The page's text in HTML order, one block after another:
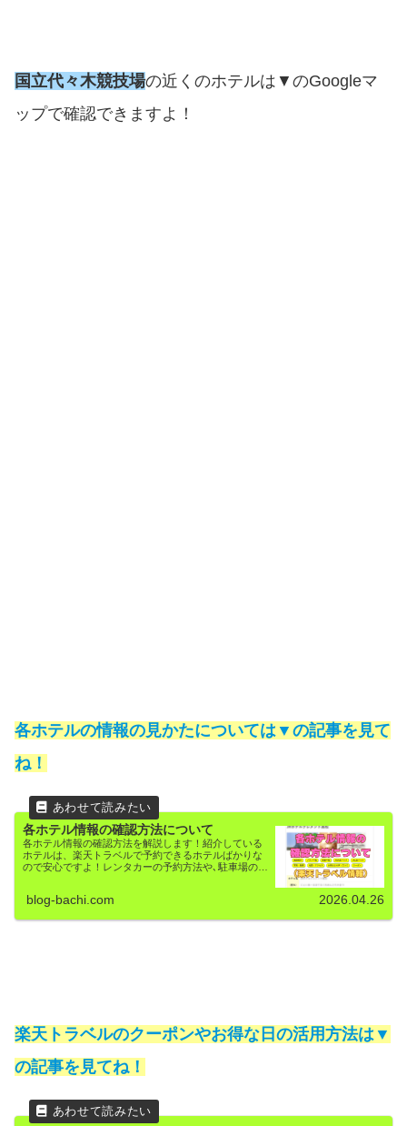
国立代々木競技場の近くのホテルは▼のGoogleマ
ップで確認できますよ！
各ホテルの情報の見かたについては▼の記事を見て
ね！
各ホテル情報の確認方法について
各ホテル情報の確認方法を解説します！紹介している
ホテルは、楽天トラベルで予約できるホテルばかりな
ので安心ですよ！レンタカーの予約方法や､駐車場の予
blog-bachi.com 2026.04.26
楽天トラベルのクーポンやお得な日の活用方法は▼
の記事を見てね！